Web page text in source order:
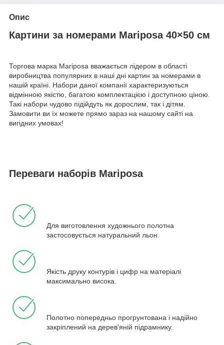
Опис
Картини за номерами Mariposa 40×50 см
Торгова марка Mariposa вважається лідером в області
виробництва популярних в наші дні картин за номерами в
нашій країні. Набори даної компанії характеризуються
відмінною якістю, багатою комплектацією і доступною ціною.
Такі набори чудово підійдуть як дорослим, так і дітям.
Замовити ви їх можете прямо зараз на нашому сайті на
вигідних умовах!
Переваги наборів Mariposa
Для виготовлення художнього полотна
застосовується натуральний льон.
Якість друку контурів і цифр на матеріалі
максимально висока.
Полотно попередньо прогрунтована і надійно
закріплений на дерев'яній підрамнику.